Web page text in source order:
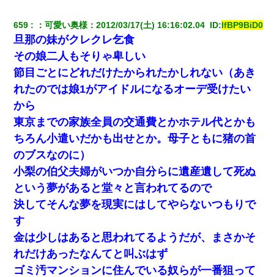
医者「糖尿病で余命1年です」 ワイ「知らんわｗどうせ死ぬなら
食べる量増やすわｗ」→結果ｗｗｗｗｗ
【復讐】義兄嫁「生活費、足りない分を貸してほしい」私「貸す
わけないでしょｗｗｗｗ」→ 理由を話したら泣き出して・・私
（あまりにも希望通り）
【悲報】姉と入浴中に大きくなってしまった結果ｗｗｗｗｗｗｗ
ｗ
【考察】兄嫁急死の1年後、兄が引越すというので手伝いに行った
ら下着が入った引き出しの奥にとんでもないモノを見つけた
友人とふたりで山口に旅行した時の事。レンタカーを借りて山の
中の道を走っていたら、突然ガガッ！って音がして…
テレワーク上司「会議中はカメラ付けろ！」女社員「え、事前連
絡無しは無理」上司「いいから付けろ！」→
659 ：可愛い奥様 ：2012/03/17(土) 16:16:02.04 ID:lfBP9BiD0
旦那の妹がクレクレ乞食
その娘二人もそりゃ卑しい
節目ごとにどれだけたかられたかしれない（あき
れたのでは娘1がアイドルになるオーデ受けたい
から
東京までの家族全員の交通費とかホテル代とかも
ちろん小遣いだかも出せとか。母子ともに猪の首
のブスなのに）
小梨の伯父夫婦がいつか自分らに遺産遺して死ぬ
という夢があると堂々と言われてるので
決してそんな夢を現実にはしてやらないつもりで
す
金は少しはあると思われてるようだが、まさかそ
れだけあったなんてと叫ぶはず
ゴミ汚マンションに住んでいる奴らが一番狙って